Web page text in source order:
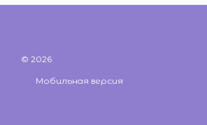
© 2026
Мобильная версия